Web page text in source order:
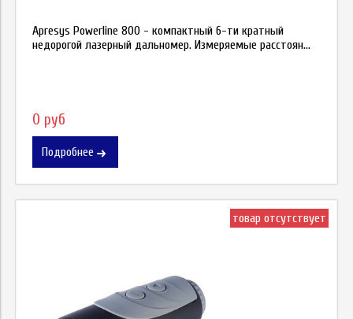
Apresys Powerline 800 - компактный 6-ти кратный
недорогой лазерный дальномер. Измеряемые расстоян...
0 руб
Подробнее
товар отсутствует